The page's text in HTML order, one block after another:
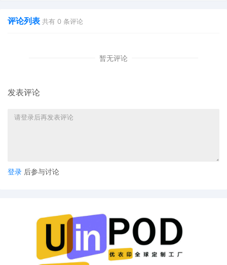
外，该命令须立即提交书记官办公室，并记入案卷。该命
限——有正当理由的，法院可将有效期延长14天；对方当
须记入案卷。
（3）加快初步禁令听证程序
撤销该禁令。
发出2天通知后（法院也可设定更短的通知期限），出庭
申请撤销或修改该临时限制令。法院须根据司法公正的要
求，尽快审理并裁决该申请。
评论列表 共有 0 条评论
暂无评论
发表评论
登录 后参与讨论